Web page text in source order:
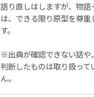
語り直しはしますが、物語
は、できる限り原型を尊重
す。
※出典が確認できない話や
判断したものは取り扱って
ん。